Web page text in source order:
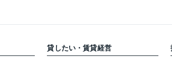
貸したい・賃貸経営